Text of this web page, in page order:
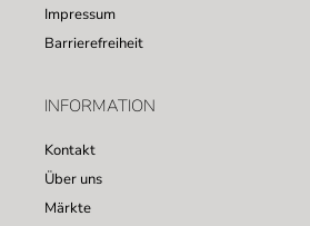
Impressum
Barrierefreiheit
INFORMATION
Kontakt
Über uns
Märkte